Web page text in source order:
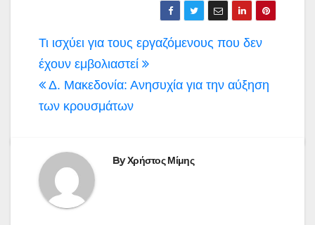
Πλοήγηση
άρθρων
Τι ισχύει για τους εργαζόμενους που δεν
έχουν εμβολιαστεί
Δ. Μακεδονία: Ανησυχία για την αύξηση
των κρουσμάτων
ByΧρήστος Μίμης